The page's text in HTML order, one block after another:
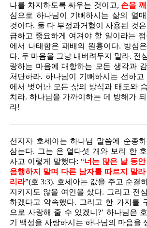
나를 차지하도록 싸우는 것이고, 손을
심으로 하나님이 기뻐하시는 삶의 열
것이다. 둘 다 부정과거형이 사용된 것
급하고 중요하게 여겨야 할 일이라는
에서 나태함은 패배의 원흉이다. 방심
다. 두 마음을 그냥 내버려두지 말라. 전
랑하는 마음에 대항하는 모든 생각과
처단하라. 하나님이 기뻐하시는 선하
에서 벗어난 모든 삶의 방식과 태도와
치라. 하나님을 가까이하는 데 방해가
라!
선지자 호세아는 하나님 말씀에 순종
삼는다. 그는 은 열다섯 개와 보리 한
사고 이렇게 말했다: “너는 많은 날 동
음행하지 말며 다른 남자를 따르지 말라
리라”(호 3:3). 호세아는 값을 주고 순결
지키지도 않을 여인을 샀다. 그리고 전
하겠다고 약속했다. 그리고 한 가지를
으로 사랑해 줄 수 있겠니?’ 하나님은
기 백성을 사랑하시는 하나님의 마음을